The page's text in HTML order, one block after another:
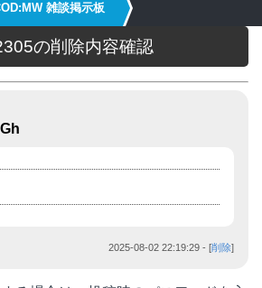
雑談掲示板
の削除内容確認
2025-08-02 22:19:29 - [削除]